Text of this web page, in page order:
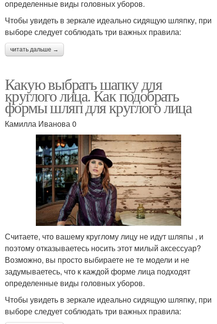
определенные виды головных уборов.
Чтобы увидеть в зеркале идеально сидящую шляпку, при
выборе следует соблюдать три важных правила:
читать дальше →
Какую выбрать шапку для
круглого лица. Как подобрать
формы шляп для круглого лица
Камилла Иванова 0
Считаете, что вашему круглому лицу не идут шляпы , и
поэтому отказываетесь носить этот милый аксессуар?
Возможно, вы просто выбираете не те модели и не
задумываетесь, что к каждой форме лица подходят
определенные виды головных уборов.
Чтобы увидеть в зеркале идеально сидящую шляпку, при
выборе следует соблюдать три важных правила: